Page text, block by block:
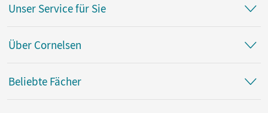
Unser Service für Sie
Über Cornelsen
Beliebte Fächer